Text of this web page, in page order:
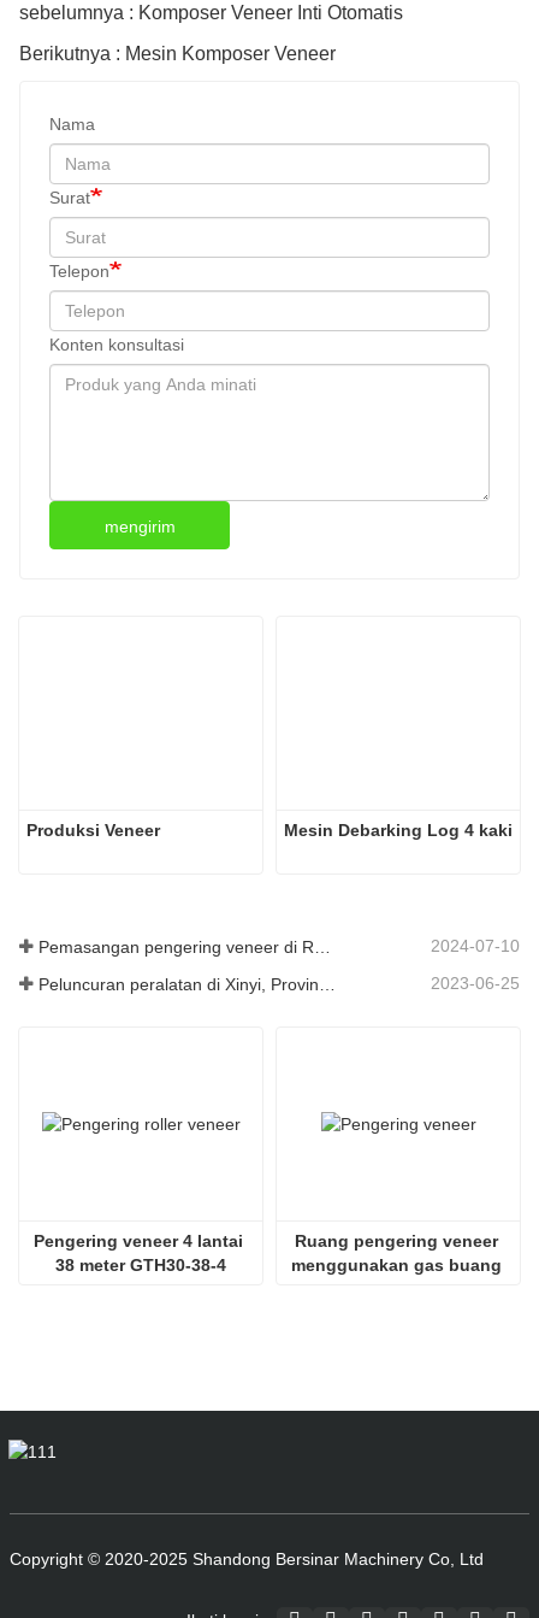
sebelumnya : Komposer Veneer Inti Otomatis
Berikutnya : Mesin Komposer Veneer
Nama
Surat
Telepon
Konten konsultasi
mengirim
Produksi Veneer Mesin Debarking Log 4 kaki
2024-07-10
Peluncuran peralatan di Xinyi, Provinsi Guizhou, Tiongkok 2023-06-25
Pengering veneer 4 lantai
38 meter GTH30-38-4
Ruang pengering veneer
menggunakan gas buang
Copyright © 2020-2025 Shandong Bersinar Machinery Co, Ltd